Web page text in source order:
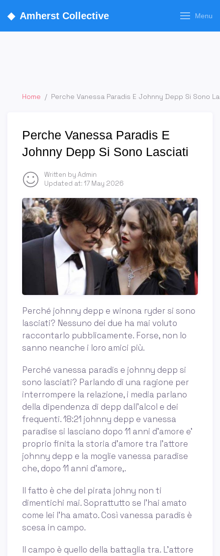
◆ Amherst Collective Menu
Home / Perche Vanessa Paradis E Johnny Depp Si Sono
Perche Vanessa Paradis E
Johnny Depp Si Sono Lasciati
Written by Admin
Updated at: 17 May 2026
Perché johnny depp e winona ryder si sono
lasciati? Nessuno dei due ha mai voluto
raccontarlo pubblicamente. Forse, non lo
sanno neanche i loro amici più.
Perché vanessa paradis e johnny depp si
sono lasciati? Parlando di una ragione per
interrompere la relazione, i media parlano
della dipendenza di depp dall’alcol e dei
frequenti. 18:21 johnny depp e vanessa
paradise si lasciano dopo 11 anni d’amore e’
proprio finita la storia d’amore tra l’attore
johnny depp e la moglie vanessa paradise
che, dopo 11 anni d’amore,.
Il fatto è che del pirata johny non ti
dimentichi mai. Soprattutto se l’hai amato
come lei l’ha amato. Così vanessa paradis è
scesa in campo.
Il campo è quello della battaglia tra. L'attore